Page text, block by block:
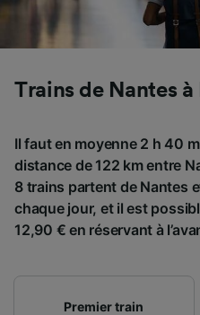
Trains de Nantes à
Il faut en moyenne 2 h 40
distance de 122 km entre
8 trains partent de Nantes
chaque jour, et il est
12,90 € en réservant à
Premier train